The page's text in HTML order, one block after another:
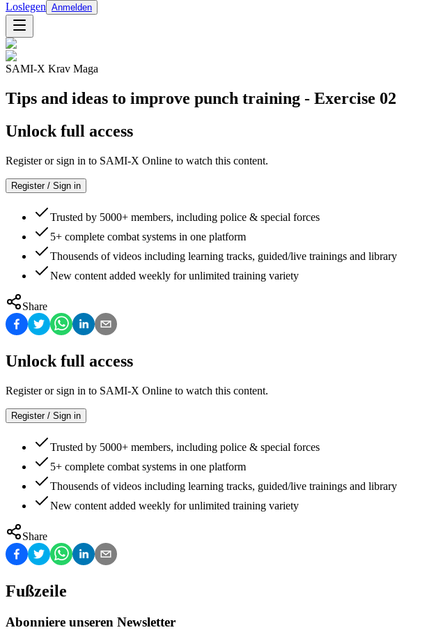
Loslegen Anmelden
SAMI-X Krav Maga
Tips and ideas to improve punch training - Exercise 02
Unlock full access
Register or sign in to SAMI-X Online to watch this content.
Register / Sign in
Trusted by 5000+ members, including police & special forces
5+ complete combat systems in one platform
Thousends of videos including learning tracks, guided/live trainings and library
New content added weekly for unlimited training variety
Share
Unlock full access
Register or sign in to SAMI-X Online to watch this content.
Register / Sign in
Trusted by 5000+ members, including police & special forces
5+ complete combat systems in one platform
Thousends of videos including learning tracks, guided/live trainings and library
New content added weekly for unlimited training variety
Share
Fußzeile
Abonniere unseren Newsletter